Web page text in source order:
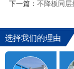
下一篇： 不降板同层
选择我们的理由